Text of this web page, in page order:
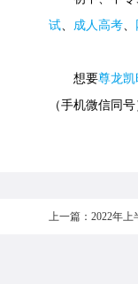
试、 成人高考、
想要尊龙
（手机微信同
上一篇：2022年